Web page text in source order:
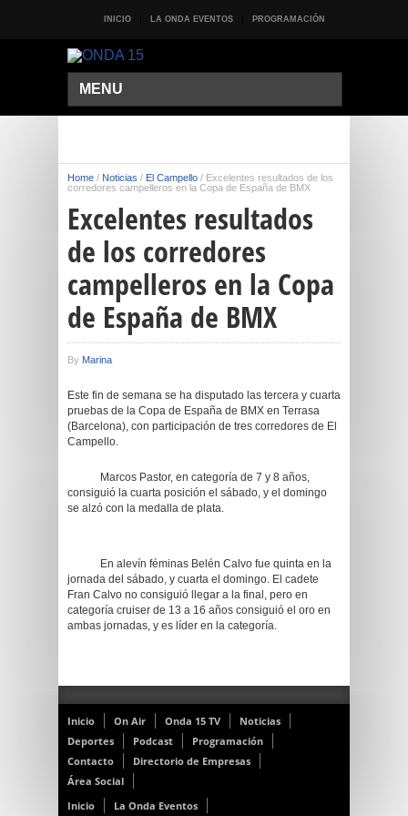
INICIO LA ONDA EVENTOS PROGRAMACIÓN
MENU
Home / Noticias / El Campello / Excelentes resultados de los
corredores campelleros en la Copa de España de BMX
Excelentes resultados
de los corredores
campelleros en la Copa
de España de BMX
By Marina
Este fin de semana se ha disputado las tercera y cuarta
pruebas de la Copa de España de BMX en Terrasa
(Barcelona), con participación de tres corredores de El
Campello.
Marcos Pastor, en categoría de 7 y 8 años,
consiguió la cuarta posición el sábado, y el domingo
se alzó con la medalla de plata.
En alevín féminas Belén Calvo fue quinta en la
jornada del sábado, y cuarta el domingo. El cadete
Fran Calvo no consiguió llegar a la final, pero en
categoría cruiser de 13 a 16 años consiguió el oro en
ambas jornadas, y es líder en la categoría.
Inicio On Air Onda 15 TV
Noticias
Deportes
Podcast
Programación
Contacto
Directorio de Empresas
Área Social
Inicio
La Onda Eventos